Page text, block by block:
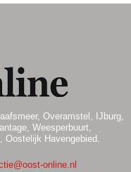
Overamstel, IJburg,
Weesperbuurt,
Oostelijk Havengebied.
online.nl